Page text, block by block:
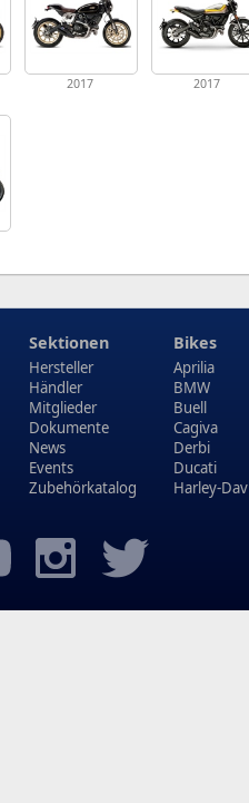
2017 2017
Sektionen
Hersteller
Händler
Mitglieder
Dokumente
News
Events
Zubehörkatalog
Bikes
Aprilia
BMW
Buell
Cagiva
Derbi
Ducati
Harley-